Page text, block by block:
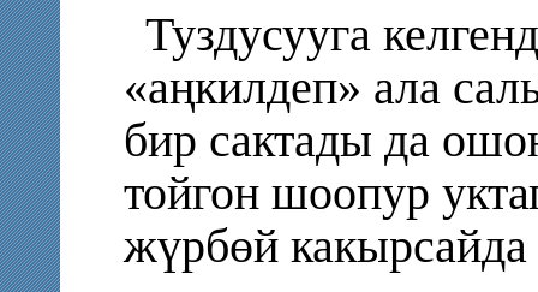
Туздусууга
«аңкилдеп» ала
бир сактады да
тойгон шоопур
жүрбөй